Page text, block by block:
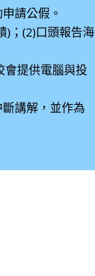
請公假。
)；(2)口頭報告海
會提供電腦與投
講解，並作為